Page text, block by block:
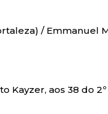
/ Emmanuel
Kayzer, aos 38 do